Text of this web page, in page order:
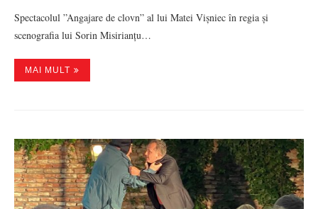
Spectacolul ”Angajare de clovn” al lui Matei Vișniec în regia și
scenografia lui Sorin Misirianțu…
MAI MULT